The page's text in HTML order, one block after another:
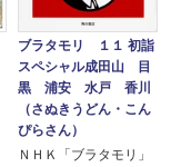
ブラタモリ １１ 初詣
スペシャル成田山 目
黒 浦安 水戸 香川
（さぬきうどん・こん
ぴらさん）
ＮＨＫ「ブラタモリ」